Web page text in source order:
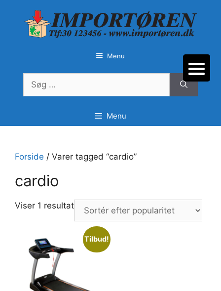
Menu
Søg
efter:
Menu
Forside / Varer tagged “cardio”
cardio
Viser 1 resultat
Tilbud!